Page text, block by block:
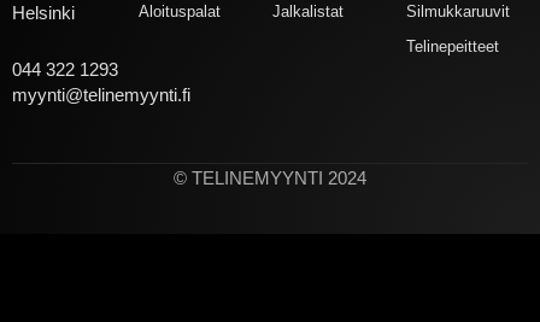
Helsinki
044 322 1293
myynti@telinemyynti.fi
Aloituspalat
Jalkalistat
Silmukkaruuvit
Telinepeitteet
© TELINEMYYNTI 2024